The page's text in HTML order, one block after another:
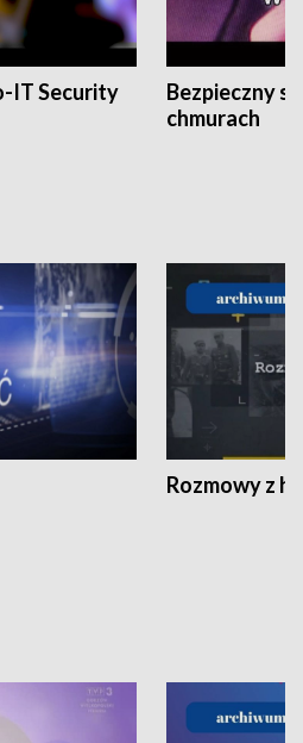
IT Security
Bezpieczny
chmurach
Rozmowy z